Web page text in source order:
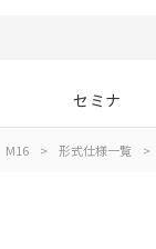
セミナ
M16 > 形式仕様一覧 >